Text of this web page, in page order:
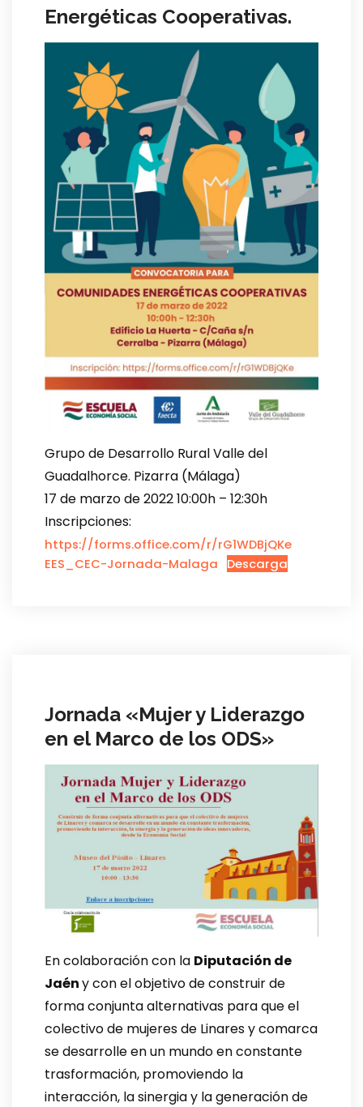
Energéticas Cooperativas.
Grupo de Desarrollo Rural Valle del
Guadalhorce. Pizarra (Málaga)
17 de marzo de 2022​ 10:00h – 12:30h​
Inscripciones:
https://forms.office.com/r/rG1WDBjQKe
EES_CEC-Jornada-Malaga
Descarga
Jornada «Mujer y Liderazgo
en el Marco de los ODS»
En colaboración con la Diputación de
Jaény con el objetivo de construir de
forma conjunta alternativas para que el
colectivo de mujeres de Linares y comarca
se desarrolle en un mundo en constante
trasformación, promoviendo la
interacción, la sinergia y la generación de